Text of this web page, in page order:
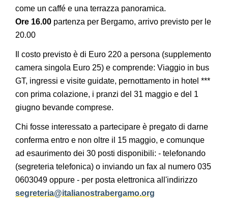
come un caffé e una terrazza panoramica.
Ore 16.00 partenza per Bergamo, arrivo previsto per le
20.00
Il costo previsto è di Euro 220 a persona (supplemento
camera singola Euro 25) e comprende: Viaggio in bus
GT, ingressi e visite guidate, pernottamento in hotel ***
con prima colazione, i pranzi del 31 maggio e del 1
giugno bevande comprese.
Chi fosse interessato a partecipare è pregato di darne
conferma entro e non oltre il 15 maggio, e comunque
ad esaurimento dei 30 posti disponibili: - telefonando
(segreteria telefonica) o inviando un fax al numero 035
0603049 oppure - per posta elettronica all'indirizzo
segreteria@italianostrabergamo.org